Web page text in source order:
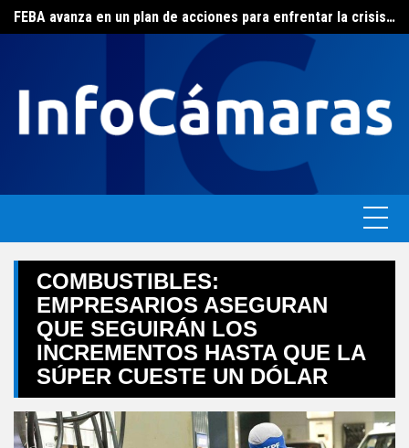
Skip
toEl ERAS continúa con el beneficio de la tarifa social del agua
COMBUSTIBLES:
EMPRESARIOS ASEGURAN
QUE SEGUIRÁN LOS
INCREMENTOS HASTA QUE LA
SÚPER CUESTE UN DÓLAR